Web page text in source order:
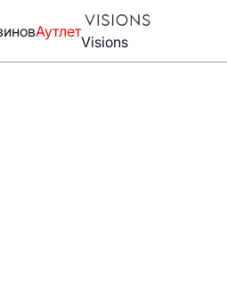
Аутлет
Visions